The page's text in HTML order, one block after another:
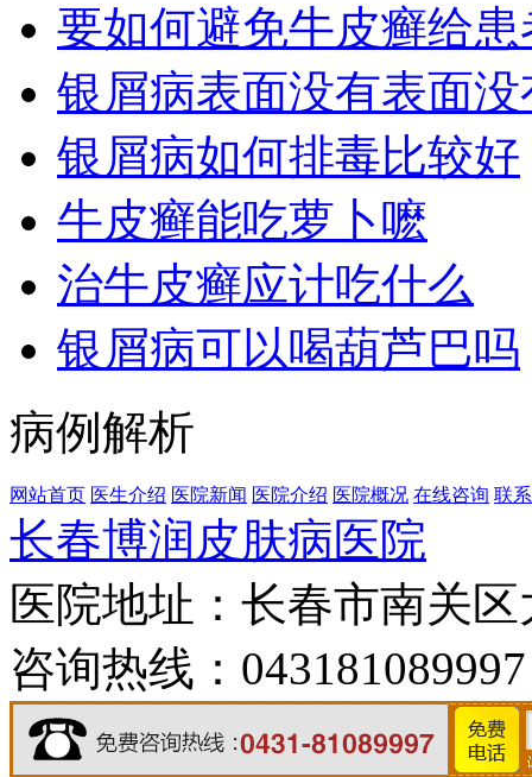
要如何避免牛皮癣给患
银屑病表面没有表面没
银屑病如何排毒比较好
牛皮癣能吃萝卜嚒
治牛皮癣应计吃什么
银屑病可以喝葫芦巴吗
病例解析
网站首页 医生介绍 医院新闻 医院介绍 医院概况 在线咨询 联
长春博润皮肤病医院
医院地址：长春市南关
咨询热线：043181089997